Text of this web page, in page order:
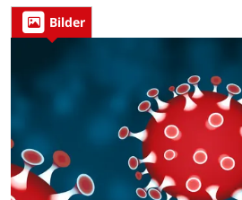
Bilder